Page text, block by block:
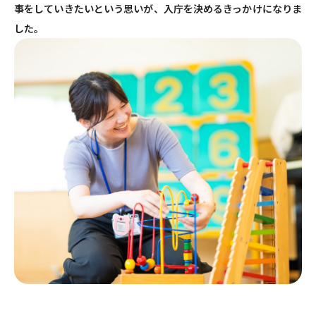
事をしていきたいという思いが、入庁を決めるきっかけになりま
した。